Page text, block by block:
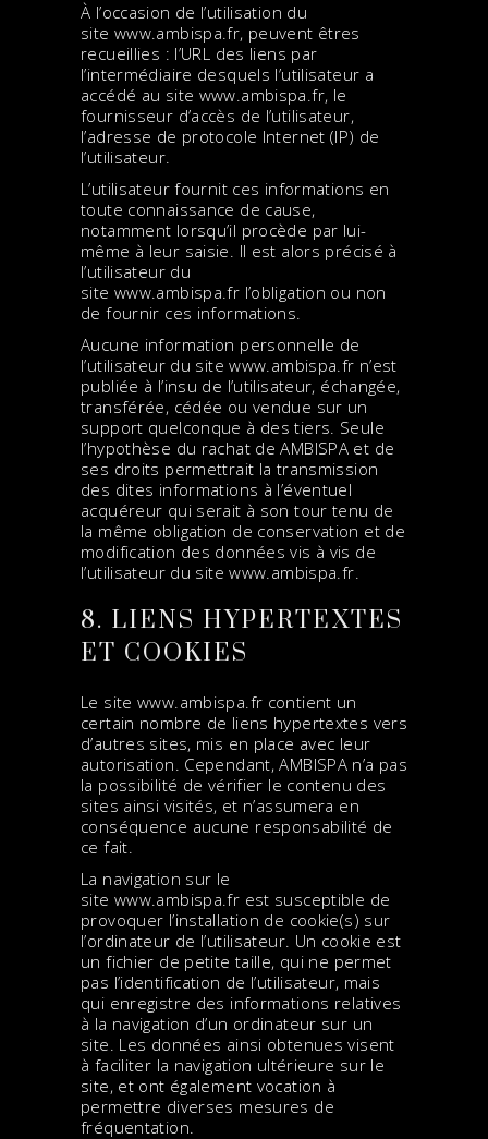
À l’occasion de l’utilisation du
site www.ambispa.fr, peuvent êtres
recueillies : l’URL des liens par
l’intermédiaire desquels l’utilisateur a
accédé au site www.ambispa.fr, le
fournisseur d’accès de l’utilisateur,
l’adresse de protocole Internet (IP) de
l’utilisateur.
L’utilisateur fournit ces informations en
toute connaissance de cause,
notamment lorsqu’il procède par lui-
même à leur saisie. Il est alors précisé à
l’utilisateur du
site www.ambispa.fr l’obligation ou non
de fournir ces informations.
Aucune information personnelle de
l’utilisateur du sitewww.ambispa.fr n’est
publiée à l’insu de l’utilisateur, échangée,
transférée, cédée ou vendue sur un
support quelconque à des tiers. Seule
l’hypothèse du rachat de AMBISPA et de
ses droits permettrait la transmission
des dites informations à l’éventuel
acquéreur qui serait à son tour tenu de
la même obligation de conservation et de
modification des données vis à vis de
l’utilisateur du sitewww.ambispa.fr.
8. LIENS HYPERTEXTES
ET COOKIES
Le site www.ambispa.fr contient un
certain nombre de liens hypertextes vers
d’autres sites, mis en place avec leur
autorisation. Cependant, AMBISPA n’a pas
la possibilité de vérifier le contenu des
sites ainsi visités, et n’assumera en
conséquence aucune responsabilité de
ce fait.
La navigation sur le
site www.ambispa.fr est susceptible de
provoquer l’installation de cookie(s) sur
l’ordinateur de l’utilisateur. Un cookie est
un fichier de petite taille, qui ne permet
pas l’identification de l’utilisateur, mais
qui enregistre des informations relatives
à la navigation d’un ordinateur sur un
site. Les données ainsi obtenues visent
à faciliter la navigation ultérieure sur le
site, et ont également vocation à
permettre diverses mesures de
fréquentation.